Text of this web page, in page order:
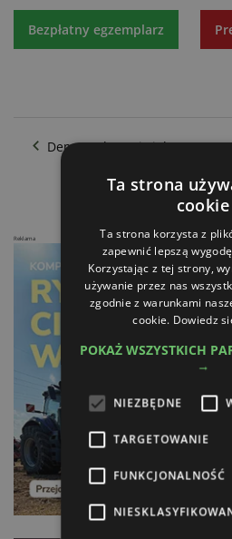
Bezpłatny egzemplarz
Demopark - Największa w
Reklama
Ta strona
cookie
Ta strona korzysta z
zapewnić lepszą
Korzystając z tej strony,
używanie przez nas
zgodnie z warunkami
cookie. Dowiedz
POKAŻ WSZYSTKICH
→
NIEZBĘDNE
TARGETOWANIE
FUNKCJONALNOŚĆ